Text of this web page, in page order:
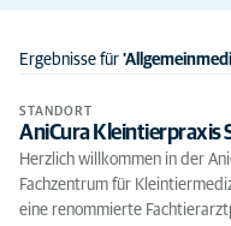
Ergebnisse für
STANDORT
AniCura Kleintierpraxis
Herzlich willkommen in der
Fachzentrum für
eine renommierte